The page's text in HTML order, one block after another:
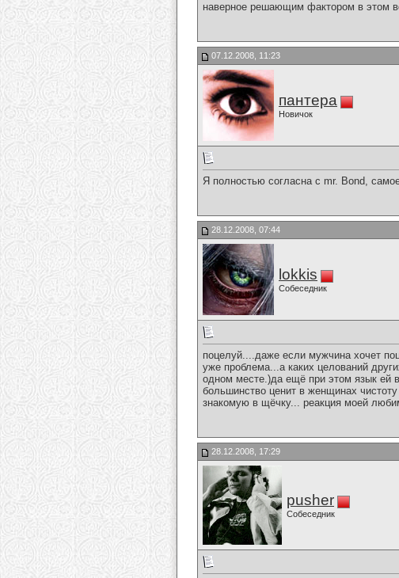
наверное решающим фактором в этом
07.12.2008, 11:23
пантера
Новичок
Я полностью согласна с mr. Bond,
28.12.2008, 07:44
lokkis
Собеседник
поцелуй....даже если мужчина хочет
уже проблема...а каких целований
одном месте.)да ещё при этом язык ей
большинство ценит в женщинах
знакомую в щёчку... реакция моей
28.12.2008, 17:29
pusher
Собеседник